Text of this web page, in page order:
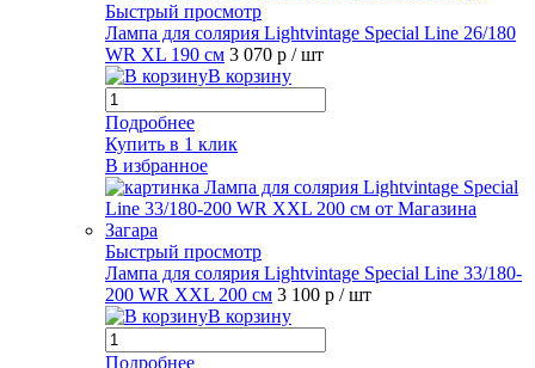
Быстрый просмотр
Лампа для солярия Lightvintage Special Line 26/180
WR XL 190 см 3 070 р / шт
В корзину
Подробнее
Купить в 1 клик
В избранное
Быстрый просмотр
Лампа для солярия Lightvintage Special Line 33/180-
200 WR XXL 200 см 3 100 р / шт
В корзину
Подробнее